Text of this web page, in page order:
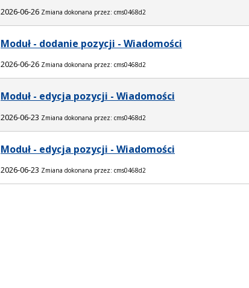
2026-06-26 Zmiana dokonana przez: cms0468d2
Moduł - dodanie pozycji - Wiadomości
2026-06-26 Zmiana dokonana przez: cms0468d2
Moduł - edycja pozycji - Wiadomości
2026-06-23 Zmiana dokonana przez: cms0468d2
Moduł - edycja pozycji - Wiadomości
2026-06-23 Zmiana dokonana przez: cms0468d2